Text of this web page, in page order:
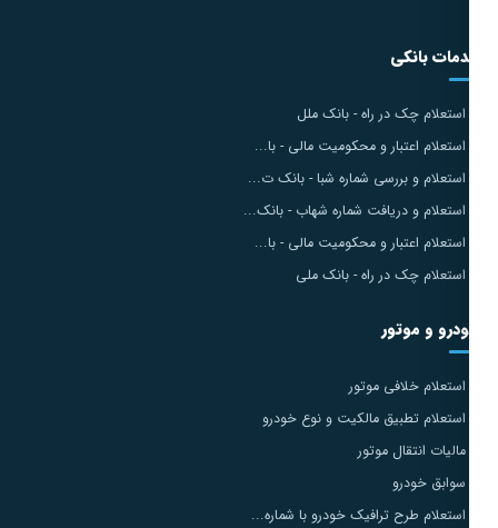
بانکی
استعلام چک در راه - بانک ملل
استعلام اعتبار و محکومیت مالی - با...
استعلام و بررسی شماره شبا - بانک ت...
استعلام و دریافت شماره شهاب - بانک...
استعلام اعتبار و محکومیت مالی - با...
استعلام چک در راه - بانک ملی
و موتور
استعلام خلافی موتور
استعلام تطبیق مالکیت و نوع خودرو
مالیات انتقال موتور
سوابق خودرو
استعلام طرح ترافیک خودرو با شماره...